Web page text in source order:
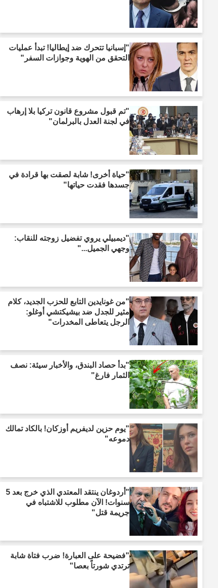
"إسبانيا تتحرك ضد إيطاليا! تبدأ عمليات
التحقق من الهوية وجوازات السفر"
"تم قبول مشروع قانون تركيا بلا إرهاب
في لجنة العدل بالبرلمان"
"حياة أخرى! شابة لصقت بها قرادة في
جسدها فقدت حياتها"
"ديمبيلي يروي تفضيل زوجته للنقاب:
وجهي الجميل..."
"من غونايدين التابع للحزب الجديد، كلام
مثير للجدل ضد بيشيكتشي أوغلو:
الرجل يتعاطى المخدرات"
"بدأ حصاد البندق، والأخبار سيئة: نصف
الثمار فارغ"
"يوم حزين لديفريم أوزكان! بالكاد تمالك
دموعه"
"أردوغان ينتقد المعتدي الذي خرج بعد 5
سنوات! الآن مطلوب للاشتباه في
جريمة قتل"
"فضيحة على العبارة! ضرب فتاة شابة
ترتدي شورتاً بعصا"